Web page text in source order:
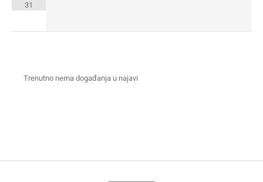
31
Trenutno nema događanja u najavi